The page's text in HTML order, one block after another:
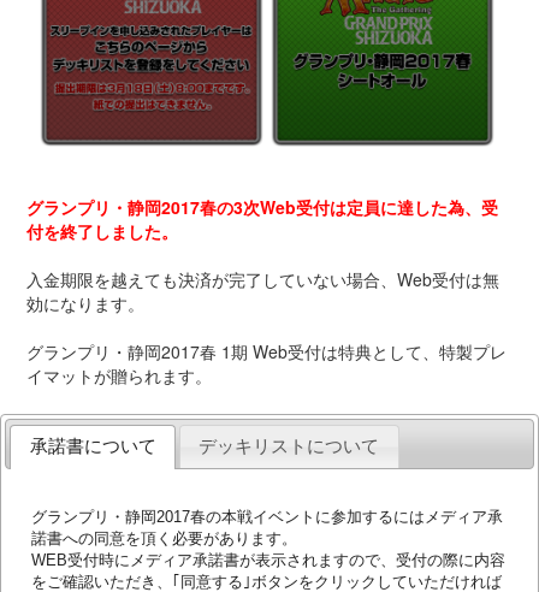
グランプリ・静岡2017春の3次Web受付は定員に達した為、受
付を終了しました。
入金期限を越えても決済が完了していない場合、Web受付は無
効になります。
グランプリ・静岡2017春 1期 Web受付は特典として、特製プレ
イマットが贈られます。
承諾書について デッキリストについて
グランプリ・静岡2017春の本戦イベントに参加するにはメディア承
諾書への同意を頂く必要があります。
WEB受付時にメディア承諾書が表示されますので、受付の際に内容
をご確認いただき、｢同意する｣ボタンをクリックしていただければ